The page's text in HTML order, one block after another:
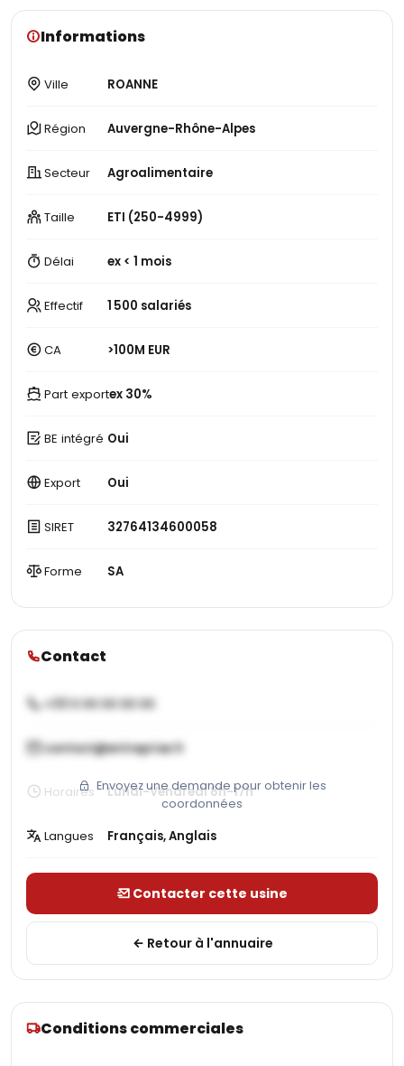
Informations
Ville ROANNE
Région Auvergne-Rhône-Alpes
Secteur Agroalimentaire
Taille ETI (250-4999)
Délai ex < 1 mois
Effectif 1 500 salariés
CA >100M EUR
Part exportex 30%
BE intégré Oui
Export Oui
SIRET 32764134600058
Forme SA
Contact
+33 X XX XX XX XX
contact@entreprise.fr
Envoyez une demande pour obtenir les
coordonnées
Horaires Lundi-Vendredi 8h-17h
Langues Français, Anglais
Contacter cette usine
Retour à l'annuaire
Conditions commerciales